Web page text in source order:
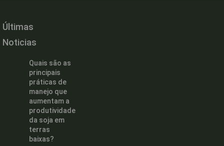
Últimas
Noticias
Quais são as
principais
práticas de
manejo que
aumentam a
produtividade
da soja em
terras
baixas?